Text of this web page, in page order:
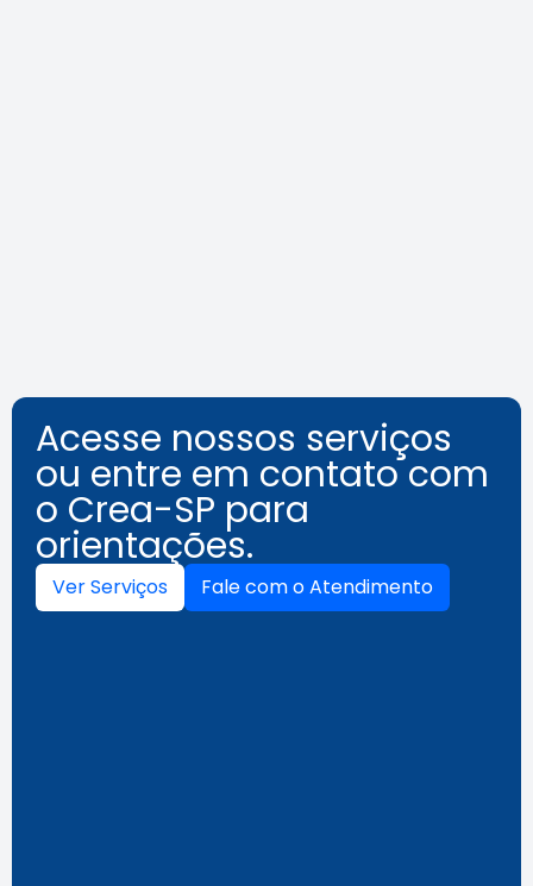
Acesse nossos serviços
ou entre em contato com
o Crea-SP para
orientações.
Ver Serviços Fale com o Atendimento